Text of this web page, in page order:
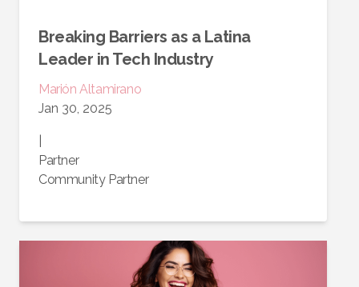
Breaking Barriers as a Latina
Leader in Tech Industry
Marión Altamirano
Jan 30, 2025
Partner
Community Partner